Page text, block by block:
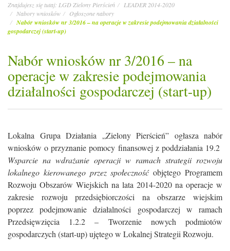
Znajdujesz się tutaj: LGD Zielony Pierścień
LEADER 2014-2020
Nabory wniosków
Ogłoszone nabory
Nabór wniosków nr 3/2016 – na operacje w zakresie podejmowania działalności
gospodarczej (start-up)
Nabór wniosków nr 3/2016 – na
operacje w zakresie podejmowania
działalności gospodarczej (start-up)
Lokalna Grupa Działania „Zielony Pierścień” ogłasza nabór
wniosków o przyznanie pomocy finansowej z poddziałania 19.2
Wsparcie na wdrażanie operacji w ramach strategii rozwoju
lokalnego kierowanego przez społecznośćobjętego Programem
Rozwoju Obszarów Wiejskich na lata 2014-2020 na operacje w
zakresie rozwoju przedsiębiorczości na obszarze wiejskim
poprzez podejmowanie działalności gospodarczej w ramach
Przedsięwzięcia 1.2.2 – Tworzenie nowych podmiotów
gospodarczych (start-up) ujętego w Lokalnej Strategii Rozwoju.